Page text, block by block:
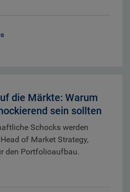
die Märkte: Warum
sein sollten
Schocks werden
of Market Strategy,
den Portfolioaufbau.